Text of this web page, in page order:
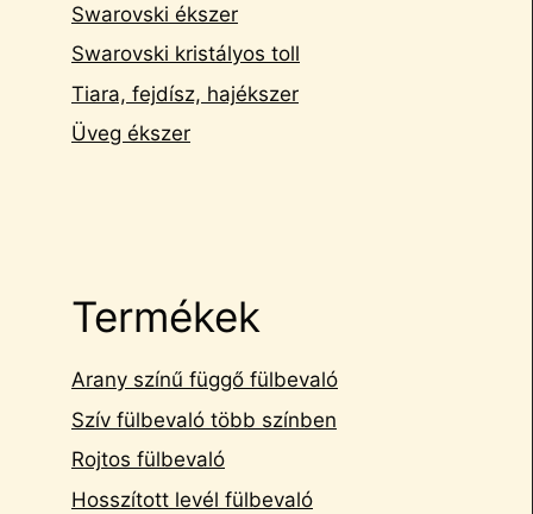
Swarovski ékszer
Swarovski kristályos toll
Tiara, fejdísz, hajékszer
Üveg ékszer
Termékek
Arany színű függő fülbevaló
Szív fülbevaló több színben
Rojtos fülbevaló
Hosszított levél fülbevaló